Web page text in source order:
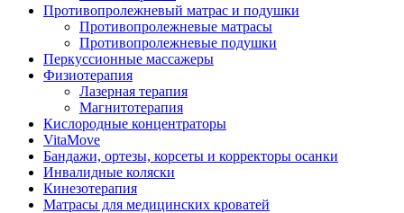
Противопролежневый матрас и подушки
Противопролежневые матрасы
Противопролежневые подушки
Перкуссионные массажеры
Физиотерапия
Лазерная терапия
Магнитотерапия
Кислородные концентраторы
VitaMove
Бандажи, ортезы, корсеты и корректоры осанки
Инвалидные коляски
Кинезотерапия
Матрасы для медицинских кроватей